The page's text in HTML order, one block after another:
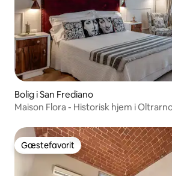
Bolig i San Frediano
Maison Flora - Historisk hjem i
Gæstefavorit
Gæstefavorit